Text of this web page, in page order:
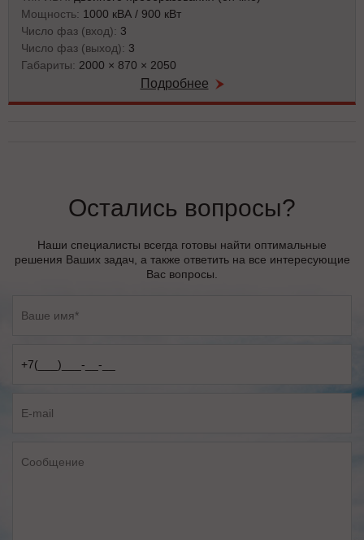
Мощность: 1000 кВА / 900 кВт
Число фаз (вход): 3
Число фаз (выход): 3
Габариты: 2000 × 870 × 2050
Подробнее
Остались вопросы?
Наши специалисты всегда готовы найти оптимальные
решения Ваших задач, а также ответить на все интересующие
Вас вопросы.